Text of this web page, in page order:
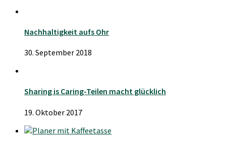
Nachhaltigkeit aufs Ohr
30. September 2018
Sharing is Caring-Teilen macht glücklich
19. Oktober 2017